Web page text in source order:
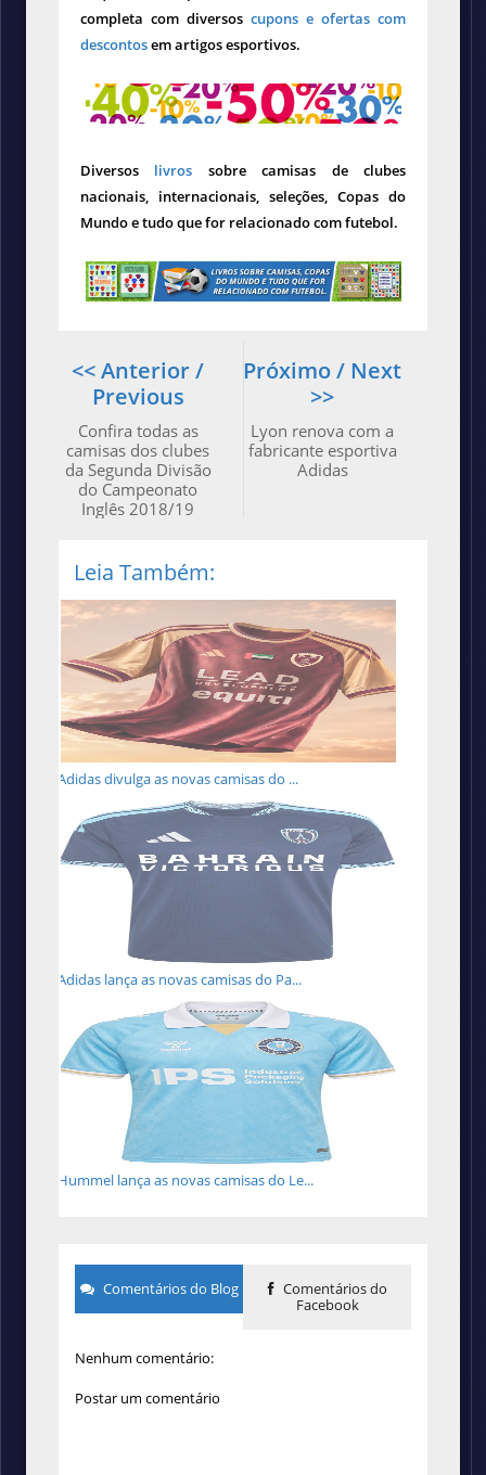
completa com diversos cupons e ofertas com
descontosem artigos esportivos.
Diversos livros sobre camisas de clubes
nacionais, internacionais, seleções, Copas do
Mundo e tudo que for relacionado com futebol.
Próximo / Next
>>
Lyon renova com a
fabricante esportiva
Adidas
<< Anterior /
Previous
Confira todas as
camisas dos clubes
da Segunda Divisão
do Campeonato
Inglês 2018/19
Leia Também:
Adidas divulga as novas camisas do ...
Adidas lança as novas camisas do Pa...
Hummel lança as novas camisas do Le...
Comentários do Blog
Comentários do
Facebook
Nenhum comentário:
Postar um comentário